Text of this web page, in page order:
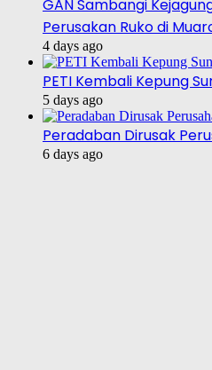
GAN Sambangi
Perusakan Ruko di
4 days ago
PETI Kembali Kepung
5 days ago
Peradaban Dirusak
6 days ago